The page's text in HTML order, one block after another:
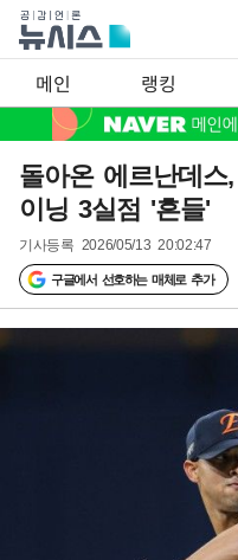
메인 랭킹
돌아온 에르난데
이닝 3실점 '흔들'
기사등록 2026/05/13 20:02:47
구글에서 선호하는 매체로 추가